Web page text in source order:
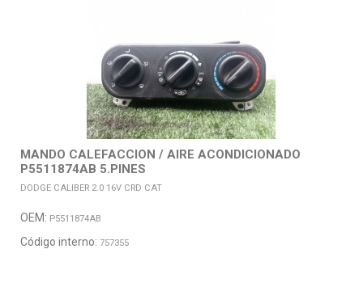
MANDO CALEFACCION / AIRE ACONDICIONADO
P5511874AB 5.PINES
DODGE CALIBER 2.0 16V CRD CAT
OEM: P5511874AB
Código interno: 757355